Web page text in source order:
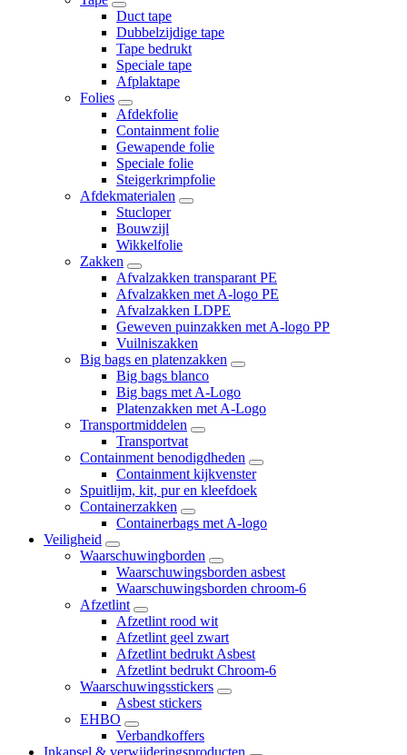
Duct tape
Dubbelzijdige tape
Tape bedrukt
Speciale tape
Afplaktape
Folies
Afdekfolie
Containment folie
Gewapende folie
Speciale folie
Steigerkrimpfolie
Afdekmaterialen
Stucloper
Bouwzijl
Wikkelfolie
Zakken
Afvalzakken transparant PE
Afvalzakken met A-logo PE
Afvalzakken LDPE
Geweven puinzakken met A-logo PP
Vuilniszakken
Big bags en platenzakken
Big bags blanco
Big bags met A-Logo
Platenzakken met A-Logo
Transportmiddelen
Transportvat
Containment benodigdheden
Containment kijkvenster
Spuitlijm, kit, pur en kleefdoek
Containerzakken
Containerbags met A-logo
Veiligheid
Waarschuwingborden
Waarschuwingsborden asbest
Waarschuwingsborden chroom-6
Afzetlint
Afzetlint rood wit
Afzetlint geel zwart
Afzetlint bedrukt Asbest
Afzetlint bedrukt Chroom-6
Waarschuwingsstickers
Asbest stickers
EHBO
Verbandkoffers
Inkapsel & verwijderingsproducten